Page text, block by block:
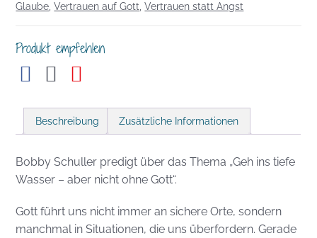
Glaube ,Vertrauen auf Gott ,Vertrauen statt Angst
Produkt empfehlen
Beschreibung Zusätzliche Informationen
Bobby Schuller predigt über das Thema „Geh ins tiefe
Wasser – aber nicht ohne Gott“.
Gott führt uns nicht immer an sichere Orte, sondern
manchmal in Situationen, die uns überfordern. Gerade